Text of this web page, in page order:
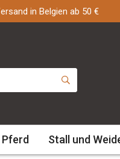
in Belgien ab 50 €
Pferd Stall und